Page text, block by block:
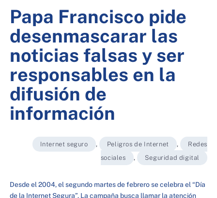
Papa Francisco pide
desenmascarar las
noticias falsas y ser
responsables en la
difusión de
información
Internet seguro , Peligros de Internet ,
Redes
sociales
, Seguridad digital
Desde el 2004, el segundo martes de febrero se celebra el “Día
de la Internet Segura”. La campaña busca llamar la atención